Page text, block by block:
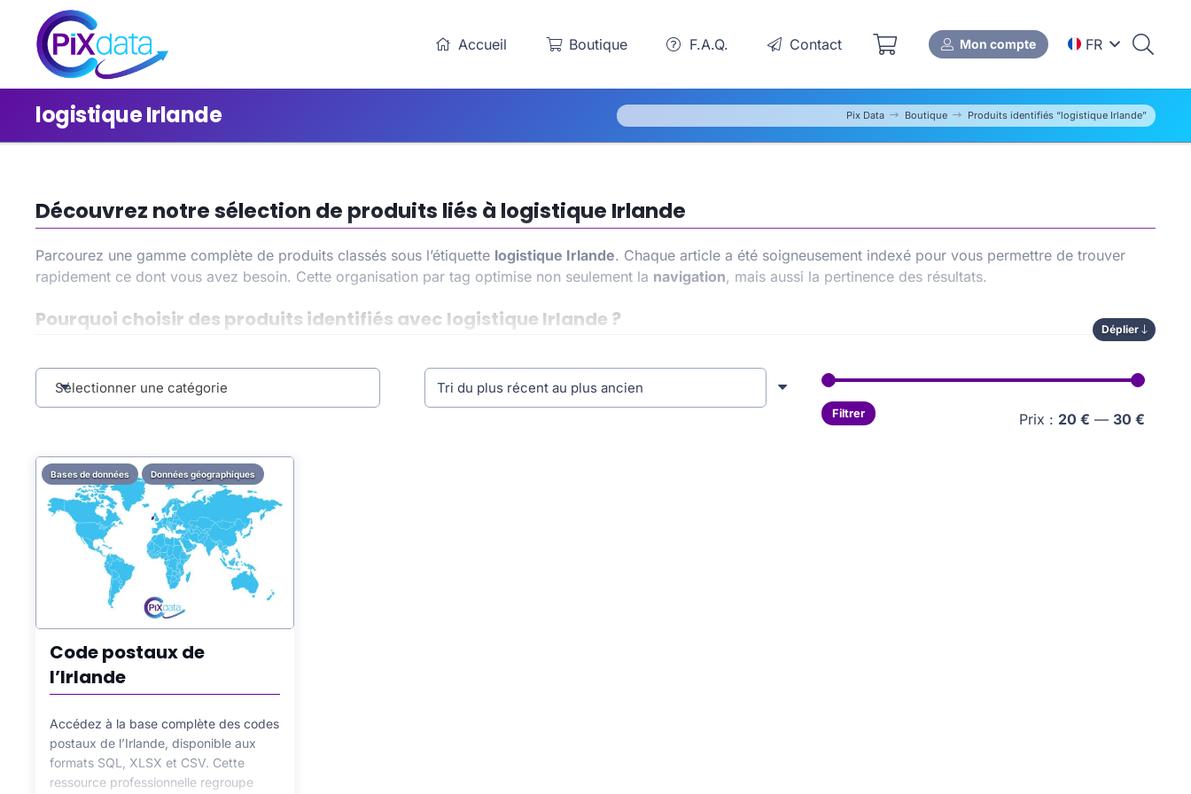
Accueil Boutique F.A.Q. Contact Mon compte FR
logistique Irlande Pix Data Boutique Produits identifiés “logistique Irlande”
Découvrez notre sélection de produits liés à logistique Irlande
Parcourez une gamme complète de produits classés sous l’étiquette logistique Irlande. Chaque article a été soigneusement indexé pour vous permettre de trouver
rapidement ce dont vous avez besoin. Cette organisation par tag optimise non seulement la navigation, mais aussi la pertinence des résultats.
Pourquoi choisir des produits identifiés avec logistique Irlande ?
temps dans vos recherches et de bénéficier d’une expérience utilisateur améliorée. Cette approche contribue également à renforcer leréférencement naturel (SEO)
de votre boutique en ligne.
Déplier
Sélectionner une catégorie
Prix
Prix
Filtrer Prix : 20 € — 30 €
Code postaux de
l’Irlande
Accédez à la base complète des codes
postaux de l’Irlande, disponible aux
formats SQL, XLSX et CSV. Cette
ressource professionnelle regroupe
Bases de données Données géographiques